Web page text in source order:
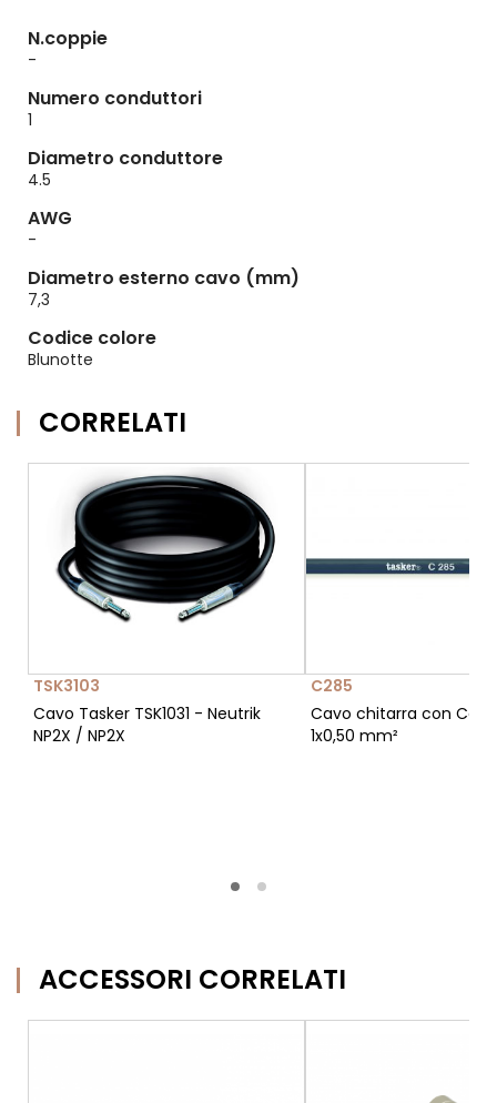
N.coppie
-
Numero conduttori
1
Diametro conduttore
4.5
AWG
-
Diametro esterno cavo (mm)
7,3
Codice colore
Blunotte
CORRELATI
TSK3103
Cavo Tasker TSK1031 - Neutrik
NP2X / NP2X
C285
Cavo chitarra con
1x0,50 mm²
ACCESSORI CORRELATI